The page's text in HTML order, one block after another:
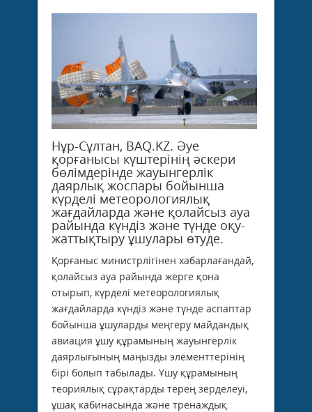
Нұр-Сұлтан, BAQ.KZ. Әуе
қорғанысы күштерінің әскери
бөлімдерінде жауынгерлік
даярлық жоспары бойынша
күрделі метеорологиялық
жағдайларда және қолайсыз ауа
райында күндіз және түнде оқу-
жаттықтыру ұшулары өтуде.
Қорғаныс министрлігінен хабарлағандай,
қолайсыз ауа райында жерге қона
отырып, күрделі метеорологиялық
жағдайларда күндіз және түнде аспаптар
бойынша ұшуларды меңгеру майдандық
авиация ұшу құрамының жауынгерлік
даярлығының маңызды элементтерінің
бірі болып табылады. Ұшу құрамының
теориялық сұрақтарды терең зерделеуі,
ұшақ кабинасында және тренаждық